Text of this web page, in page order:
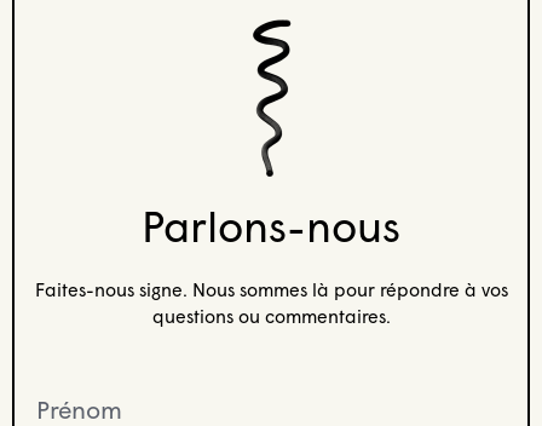
Parlons-nous
Faites-nous signe. Nous sommes là pour répondre à vos
questions ou commentaires.